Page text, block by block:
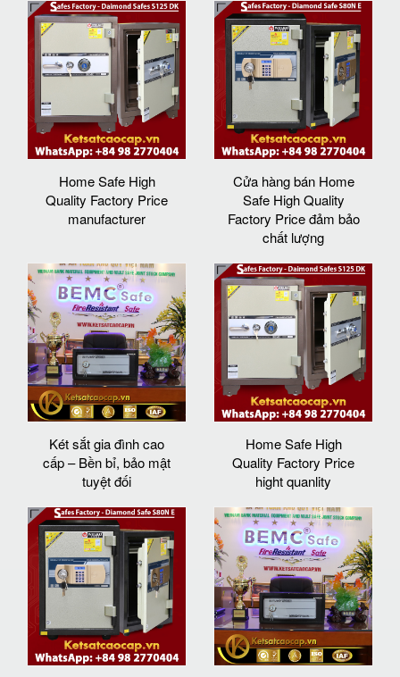
Home Safe High
Quality Factory Price
manufacturer
Cửa hàng bán Home
Safe High Quality
Factory Price đảm bảo
chất lượng
Két sắt gia đình cao
cấp – Bền bỉ, bảo mật
tuyệt đối
Home Safe High
Quality Factory Price
hight quanlity